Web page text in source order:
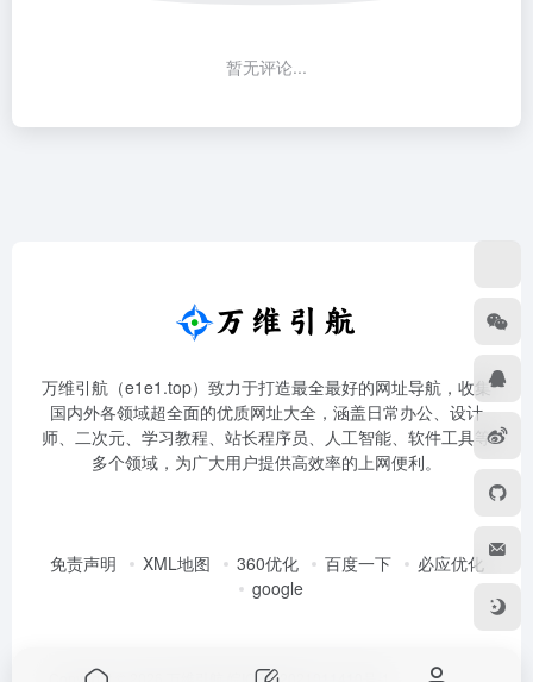
暂无评论...
万维引航（e1e1.top）致力于打造最全最好的网址导航，收集
国内外各领域超全面的优质网址大全，涵盖日常办公、设计
师、二次元、学习教程、站长程序员、人工智能、软件工具等
多个领域，为广大用户提供高效率的上网便利。
免责声明 XML地图 360优化 百度一下
必应优化
google
Copyright © 2026 皖ICP备2021011410号-1